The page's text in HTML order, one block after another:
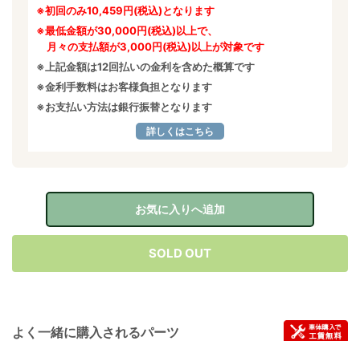
※初回のみ10,459円(税込)となります
※最低金額が30,000円(税込)以上で、
月々の支払額が3,000円(税込)以上が対象です
※上記金額は12回払いの金利を含めた概算です
※金利手数料はお客様負担となります
※お支払い方法は銀行振替となります
詳しくはこちら
お気に入りへ追加
SOLD OUT
よく一緒に購入されるパーツ